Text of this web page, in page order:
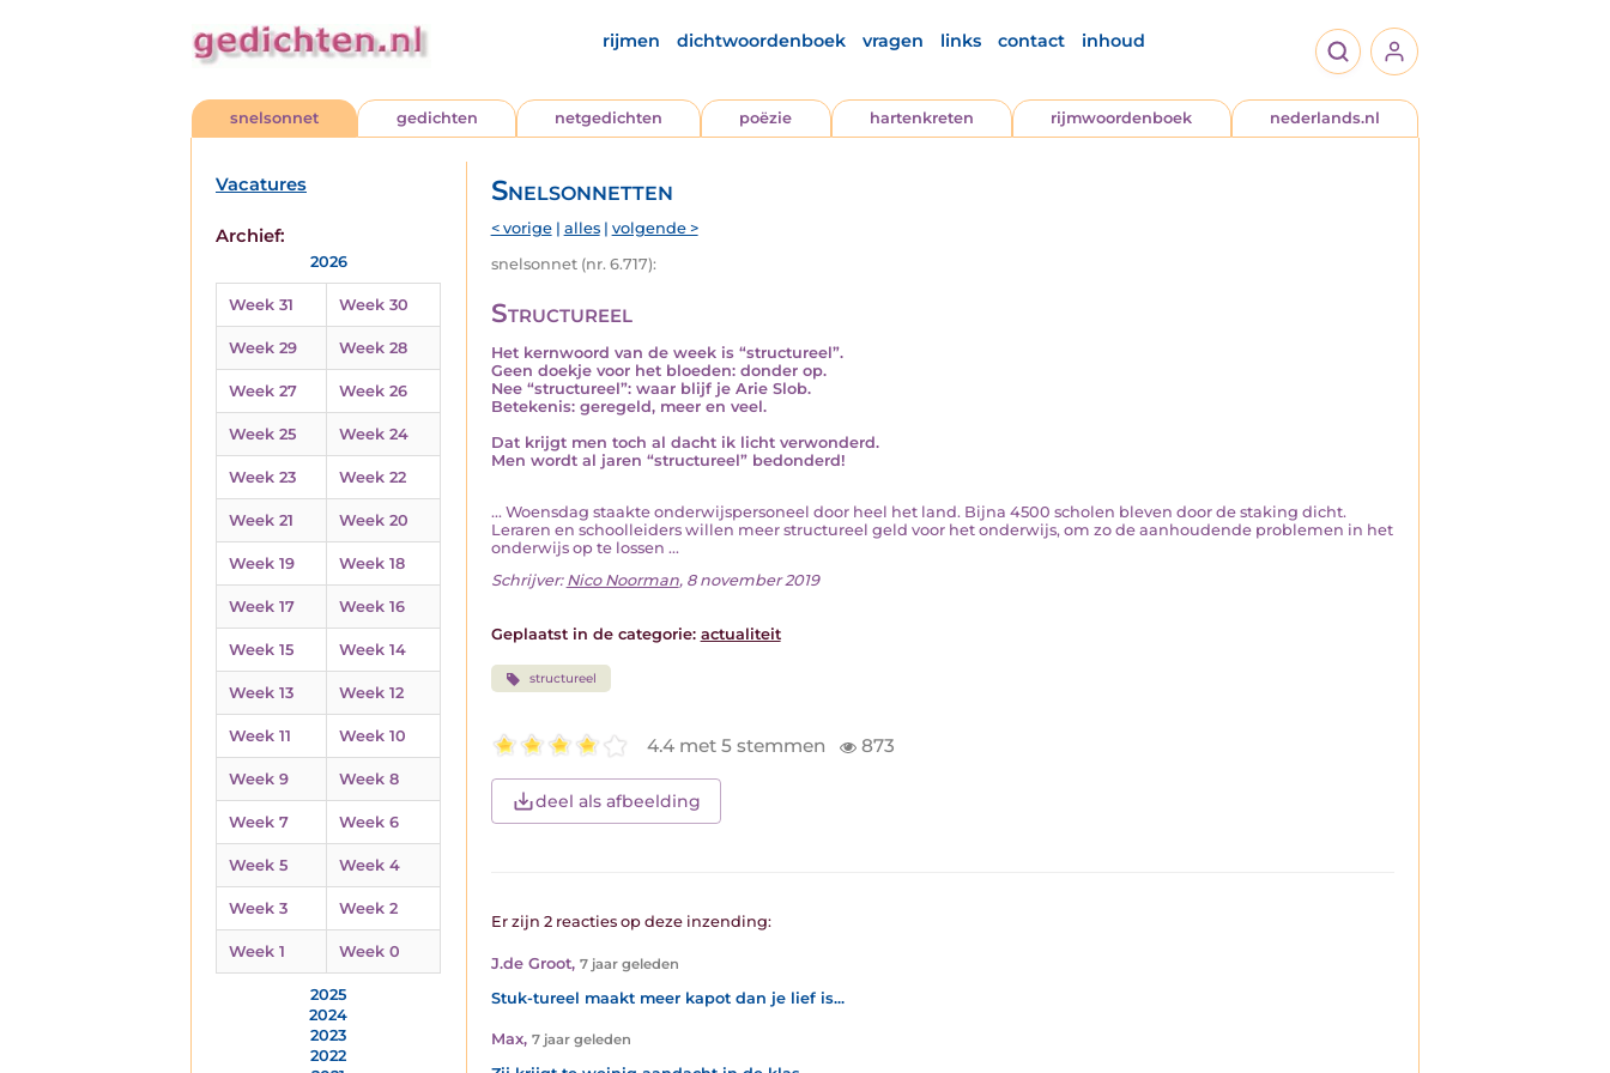
rijmen dichtwoordenboek vragen links contact inhoud
snelsonnet gedichten netgedichten poëzie hartenkreten rijmwoordenboek nederlands.nl
Vacatures
Archief:
2026
Week 31 Week 30
Week 29 Week 28
Week 27 Week 26
Week 25 Week 24
Week 23 Week 22
Week 21 Week 20
Week 19 Week 18
Week 17 Week 16
Week 15 Week 14
Week 13 Week 12
Week 11 Week 10
Week 9 Week 8
Week 7 Week 6
Week 5 Week 4
Week 3 Week 2
Week 1 Week 0
2025
2024
2023
2022
Snelsonnetten
< vorige| alles| volgende >
snelsonnet (nr. 6.717):
Structureel
Het kernwoord van de week is “structureel”.
Geen doekje voor het bloeden: donder op.
Nee “structureel”: waar blijf je Arie Slob.
Betekenis: geregeld, meer en veel.
Dat krijgt men toch al dacht ik licht verwonderd.
Men wordt al jaren “structureel” bedonderd!
... Woensdag staakte onderwijspersoneel door heel het land. Bijna 4500 scholen bleven door de staking dicht.
Leraren en schoolleiders willen meer structureel geld voor het onderwijs, om zo de aanhoudende problemen in het
onderwijs op te lossen ...
Schrijver: Nico Noorman, 8 november 2019
Geplaatst in de categorie: actualiteit
structureel
4.4 met 5 stemmen 873
deel als afbeelding
Er zijn 2 reacties op deze inzending:
J.de Groot, 7 jaar geleden
Stuk-tureel maakt meer kapot dan je lief is...
Max, 7 jaar geleden